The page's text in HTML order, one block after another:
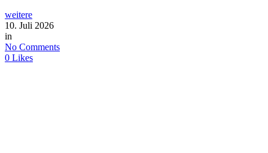
weitere
10. Juli 2026
in
No Comments
0 Likes